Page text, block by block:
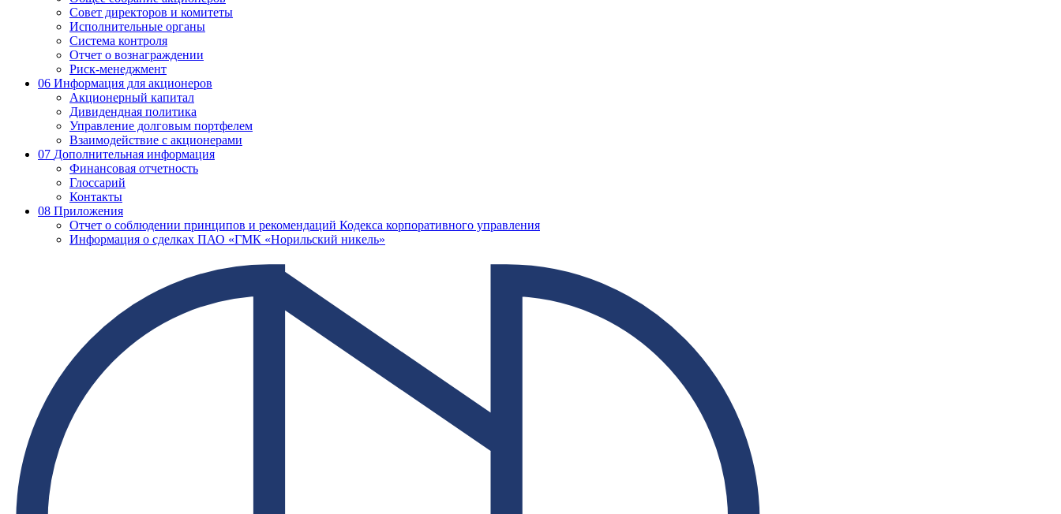
Совет директоров и комитеты
Исполнительные органы
Система контроля
Отчет о вознаграждении
Риск-менеджмент
06 Информация для акционеров
Акционерный капитал
Дивидендная политика
Управление долговым портфелем
Взаимодействие с акционерами
07 Дополнительная информация
Финансовая отчетность
Глоссарий
Контакты
08 Приложения
Отчет о соблюдении принципов и рекомендаций Кодекса корпоративного управления
Информация о сделках ПАО «ГМК «Норильский никель»